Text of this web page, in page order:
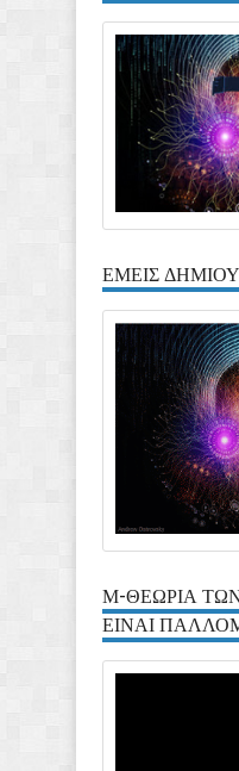
ΕΜΕΙΣ
Μ-ΘΕΩΡΙΑ
ΕΙΝΑΙ